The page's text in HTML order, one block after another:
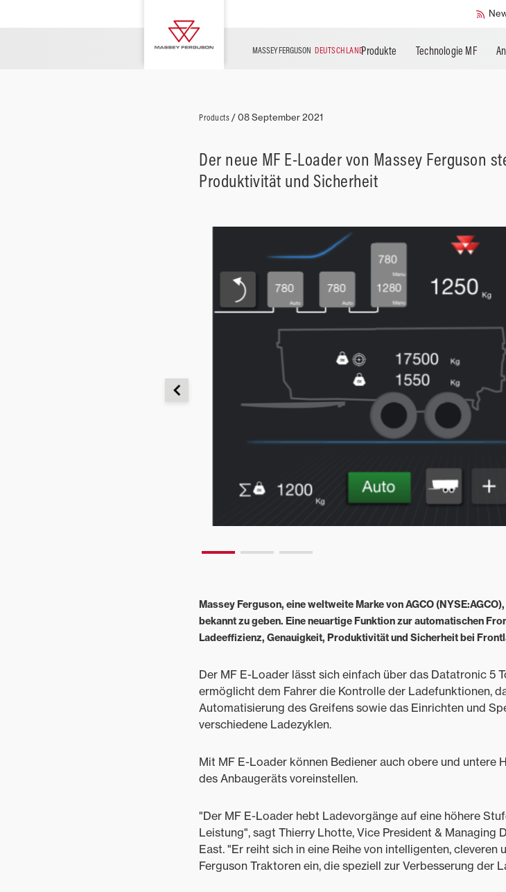
MASSEY FERGUSON DEUTSCHLANDProdukte Technologie MF
TECHNOLOGIE MF
ANGEBOTE
KONFIGURATOR
Fanartikel
MF-Herausforderungen
KARRIERE
Products /08 September 2021
Der neue MF E-Loader von Massey Ferguson
Produktivität und Sicherheit
Massey Ferguson, eine weltweite Marke von AGCO
bekannt zu geben. Eine neuartige Funktion zur automatischen
Ladeeffizienz, Genauigkeit, Produktivität und Sicherheit bei
Der MF E-Loader lässt sich einfach über das Datatronic 5
ermöglicht dem Fahrer die Kontrolle der Ladefunktionen,
Automatisierung des Greifens sowie das Einrichten und
verschiedene Ladezyklen.
Mit MF E-Loader können Bediener auch obere und untere
des Anbaugeräts voreinstellen.
"Der MF E-Loader hebt Ladevorgänge auf eine höhere
Leistung", sagt Thierry Lhotte, Vice President & Managing
East. "Er reiht sich in eine Reihe von intelligenten,
Ferguson Traktoren ein, die speziell zur Verbesserung der